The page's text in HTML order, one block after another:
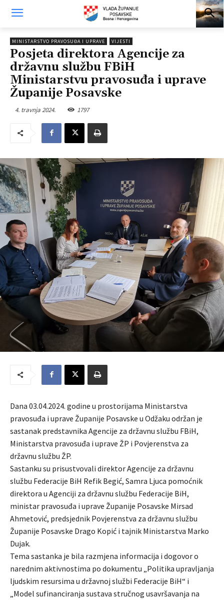
MINISTARSTVO PRAVOSUĐA I UPRAVE VIJESTI
Posjeta direktora Agencije za
državnu službu FBiH
Ministarstvu pravosuđa i uprave
Županije Posavske
4. travnja 2024. 1797
Dana 03.04.2024. godine u prostorijama Ministarstva
pravosuđa i uprave Županije Posavske u Odžaku održan je
sastanak predstavnika Agencije za državnu službu FBiH,
Ministarstva pravosuđa i uprave ŽP i Povjerenstva za
državnu službu ŽP.
Sastanku su prisustvovali direktor Agencije za državnu
službu Federacije BiH Refik Begić, Samra Ljuca pomoćnik
direktora u Agenciji za državnu službu Federacije BiH,
ministar pravosuđa i uprave Županije Posavske Mirsad
Ahmetović, predsjednik Povjerenstva za državnu službu
Županije Posavske Drago Kopić i tajnik Ministarstva Marko
Dujak.
Tema sastanka je bila razmjena informacija i dogovor o
narednim aktivnostima po dokumentu „Politika upravljanja
ljudskim resursima u državnoj službi Federacije BiH“ i
„Model sufinanciranja sustava stručnog usavršavanja na